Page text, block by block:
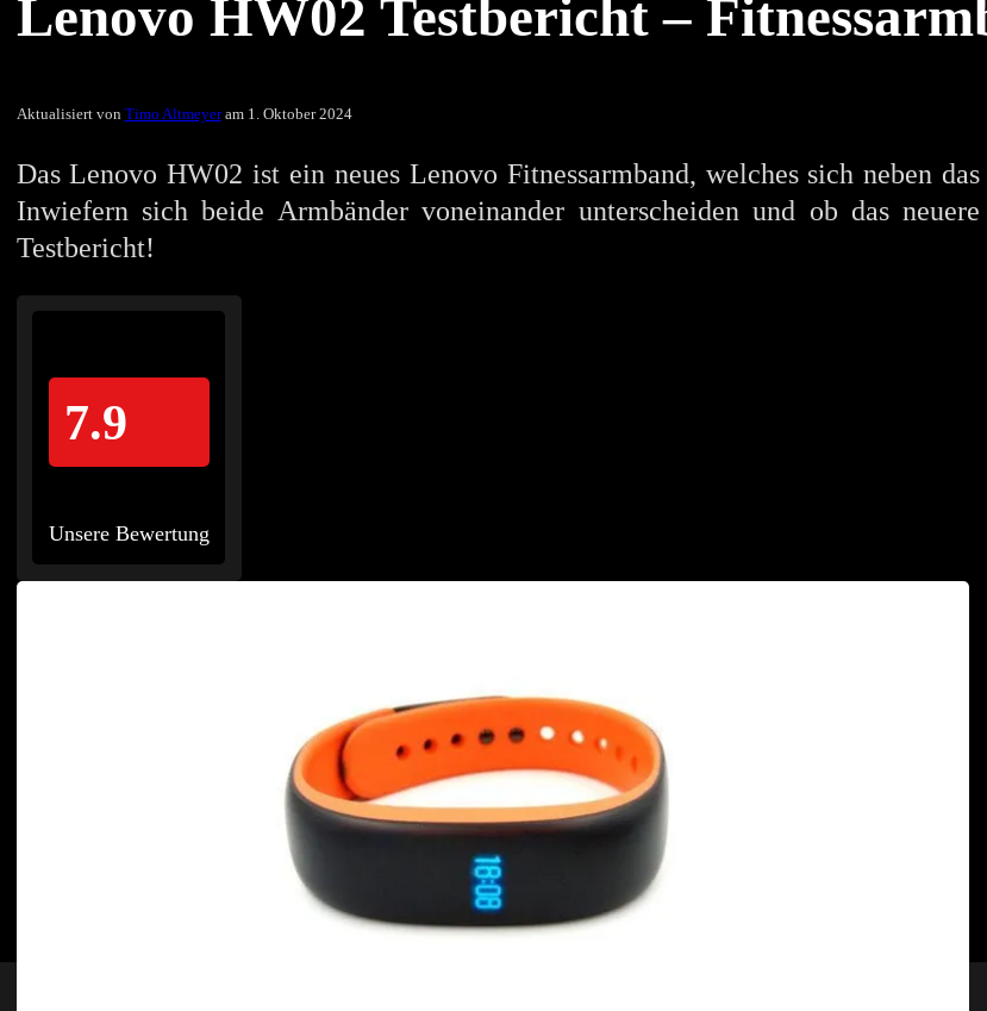
Lenovo HW02 Testbericht –
Aktualisiert von Timo Altmeyeram 1. Oktober 2024
Das Lenovo HW02 ist ein neues Lenovo Fitnessarmband, welches sich neben
Inwiefern sich beide Armbänder voneinander unterscheiden und ob das
Testbericht!
7.9
Unsere Bewertung